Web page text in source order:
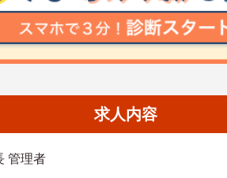
求人内容
管理者